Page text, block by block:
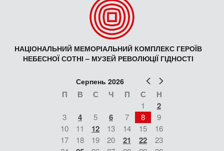
НАЦІОНАЛЬНИЙ МЕМОРІАЛЬНИЙ КОМПЛЕКС ГЕРОЇВ
НЕБЕСНОЇ СОТНІ – МУЗЕЙ РЕВОЛЮЦІЇ ГІДНОСТІ
Попер
Серпень 2026
П В С Ч П С Н
1 2
3 4 5 6 7 8
9
10
11 12 13 14 15
16
17
18 19 20 21 22
23